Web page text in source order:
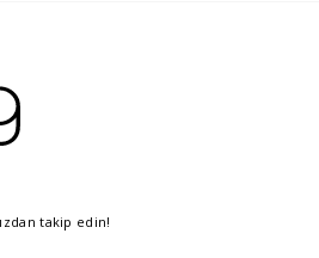
takip edin!